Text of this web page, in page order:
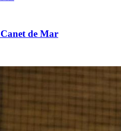
de Mar